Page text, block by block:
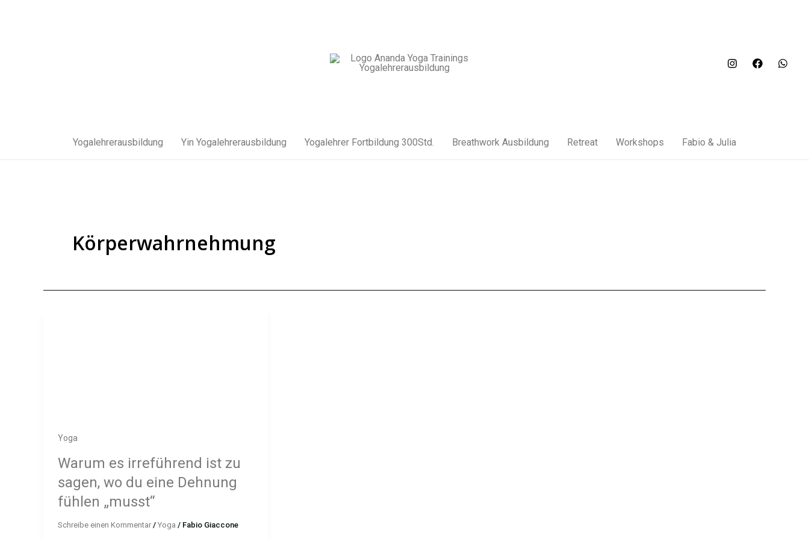
Yogalehrerausbildung Yin Yogalehrerausbildung Yogalehrer Fortbildung 300Std. Breathwork Ausbildung Retreat Workshops Fabio & Julia
Körperwahrnehmung
Yoga
Warum es irreführend ist zu
sagen, wo du eine Dehnung
fühlen „musst“
Schreibe einen Kommentar / Yoga / Fabio Giaccone